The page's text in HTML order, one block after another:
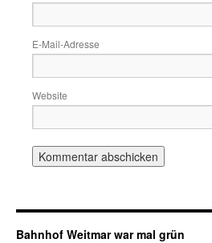
E-Mail-Adresse
Website
Bahnhof Weitmar war mal grün